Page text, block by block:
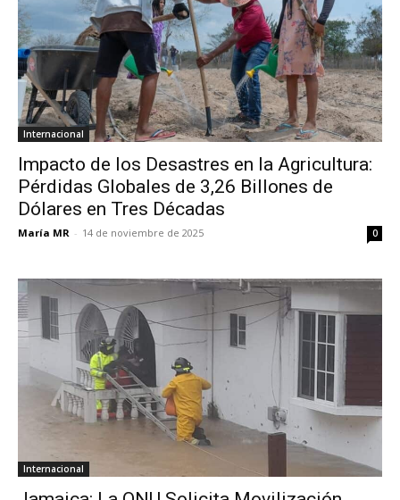
Internacional
Impacto de los Desastres en la Agricultura:
Pérdidas Globales de 3,26 Billones de
Dólares en Tres Décadas
María MR - 14 de noviembre de 2025 0
Internacional